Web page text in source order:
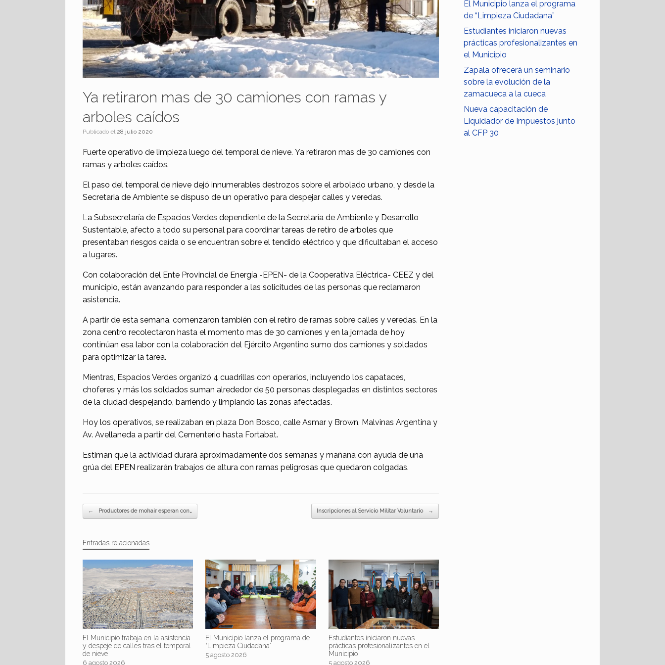
Ya retiraron mas de 30 camiones con ramas y
arboles caídos
Publicado el 28 julio 2020
Fuerte operativo de limpieza luego del temporal de nieve. Ya retiraron mas de 30 camiones con
ramas y arboles caídos.
El paso del temporal de nieve dejó innumerables destrozos sobre el arbolado urbano, y desde la
Secretaria de Ambiente se dispuso de un operativo para despejar calles y veredas.
La Subsecretaría de Espacios Verdes dependiente de la Secretaría de Ambiente y Desarrollo
Sustentable, afecto a todo su personal para coordinar tareas de retiro de arboles que
presentaban riesgos caída o se encuentran sobre el tendido eléctrico y que dificultaban el acceso
a lugares.
Con colaboración del Ente Provincial de Energía -EPEN- de la Cooperativa Eléctrica- CEEZ y del
municipio, están avanzando para responder a las solicitudes de las personas que reclamaron
asistencia.
A partir de esta semana, comenzaron también con el retiro de ramas sobre calles y veredas. En la
zona centro recolectaron hasta el momento mas de 30 camiones y en la jornada de hoy
continúan esa labor con la colaboración del Ejército Argentino sumo dos camiones y soldados
para optimizar la tarea.
Mientras, Espacios Verdes organizó 4 cuadrillas con operarios, incluyendo los capataces,
choferes y más los soldados suman alrededor de 50 personas desplegadas en distintos sectores
de la ciudad despejando, barriendo y limpiando las zonas afectadas.
Hoy los operativos, se realizaban en plaza Don Bosco, calle Asmar y Brown, Malvinas Argentina y
Av. Avellaneda a partir del Cementerio hasta Fortabat.
Estiman que la actividad durará aproximadamente dos semanas y mañana con ayuda de una
grúa del EPEN realizarán trabajos de altura con ramas peligrosas que quedaron colgadas.
Navegador de artículos
← Productores de mohair esperan con… Inscripciones al Servicio Militar Voluntario →
Entradas relacionadas
El Municipio trabaja en la asistencia
y despeje de calles tras el temporal
de nieve
6 agosto 2026
El Municipio lanza el programa de
“Limpieza Ciudadana”
5 agosto 2026
Estudiantes iniciaron nuevas
prácticas profesionalizantes en el
Municipio
5 agosto 2026
El Municipio lanza el programa
de “Limpieza Ciudadana”
Estudiantes iniciaron nuevas
prácticas profesionalizantes en
el Municipio
Zapala ofrecerá un seminario
sobre la evolución de la
zamacueca a la cueca
Nueva capacitación de
Liquidador de Impuestos junto
al CFP 30